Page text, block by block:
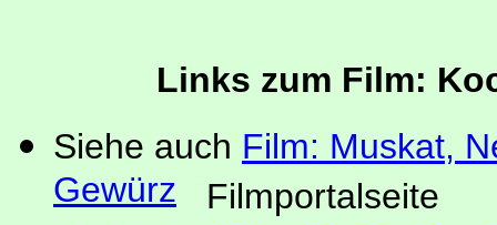
Links zum Film:
Siehe auch Film: Muskat,
Gewürz Filmportalseite